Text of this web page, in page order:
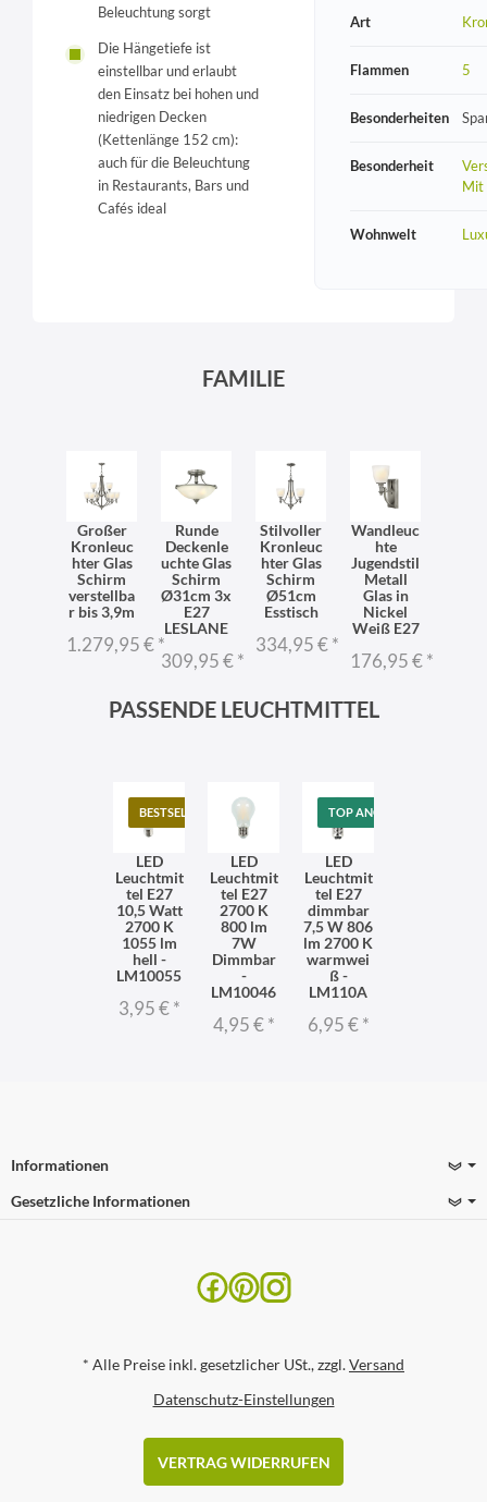
Beleuchtung sorgt
Die Hängetiefe ist
einstellbar und erlaubt
den Einsatz bei hohen und
niedrigen Decken
(Kettenlänge 152 cm):
auch für die Beleuchtung
in Restaurants, Bars und
Cafés ideal
Art
Flammen 5
Besonderheiten
Besonderheit
Mit
Wohnwelt
FAMILIE
Großer
Kronleuc
hter Glas
Schirm
verstellba
r bis 3,9m
1.279,95 €*
Runde
Deckenle
uchte Glas
Schirm
Ø31cm 3x
E27
LESLANE
309,95 €*
Stilvoller
Kronleuc
hter Glas
Schirm
Ø51cm
Esstisch
334,95 €*
Wandleuc
hte
Jugendstil
Metall
Glas in
Nickel
Weiß E27
176,95 €*
PASSENDE LEUCHTMITTEL
BESTSELLER
LED
Leuchtmit
tel E27
10,5 Watt
2700 K
1055 lm
hell -
LM10055
3,95 €*
LED
Leuchtmit
tel E27
2700 K
800 lm
7W
Dimmbar
-
LM10046
4,95 €*
TOP ANGEBOT
LED
Leuchtmit
tel E27
dimmbar
7,5 W 806
lm 2700 K
warmwei
ß -
LM110A
6,95 €*
Informationen
Gesetzliche Informationen
* Alle Preise inkl. gesetzlicher USt., zzgl.Versand
Datenschutz-Einstellungen
VERTRAG WIDERRUFEN